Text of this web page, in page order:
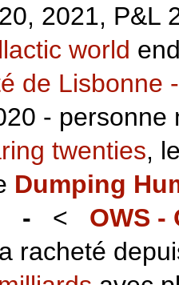
2021, P&L
world
de Lisbonne
-
twenties,
Dumping
- < OWS -
racheté